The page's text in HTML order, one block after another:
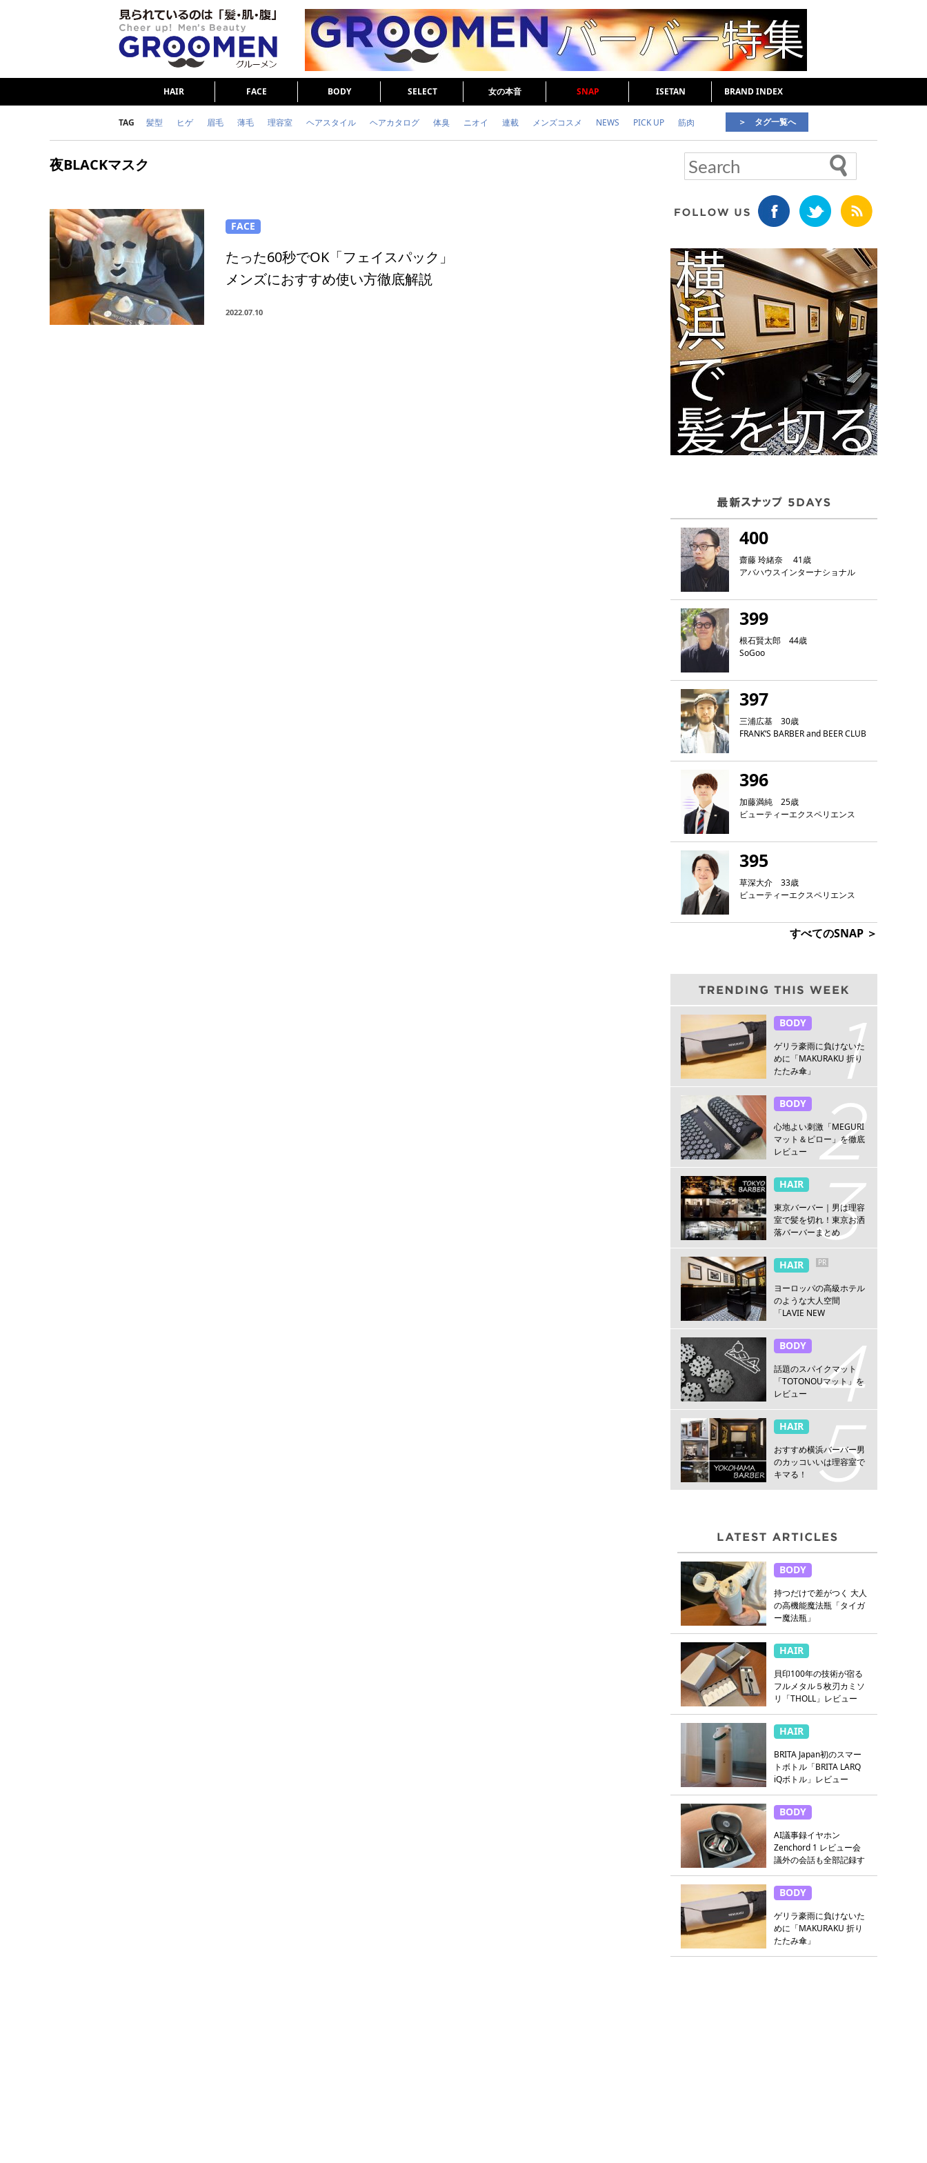
HAIR FACE BODY SELECT 女の本音 SNAP ISETAN BRAND INDEX
TAG 髪型 ヒゲ 眉毛 薄毛 理容室 ヘアスタイル ヘアカタログ 体臭 ニオイ 連載 メンズコスメ NEWS PICK UP 筋肉
頭皮ケア
＞ タグ一覧へ
夜BLACKマスク
FACE
たった60秒でOK「フェイスパック」
メンズにおすすめ使い方徹底解説
2022.07.10
400
齋藤 玲緒奈 41歳
アバハウスインターナショナル
399
根石賢太郎 44歳
SoGoo
397
三浦広基 30歳
FRANK‘S BARBER and BEER CLUB
396
加藤満純 25歳
ビューティーエクスペリエンス
395
草深大介 33歳
ビューティーエクスペリエンス
すべてのSNAP ＞
BODY
ゲリラ豪雨に負けないた
めに「MAKURAKU 折り
たたみ傘」
BODY
心地よい刺激「MEGURI
マット＆ピロー」を徹底
レビュー
HAIR
東京バーバー｜男は理容
室で髪を切れ！東京お洒
落バーバーまとめ
HAIR PR
ヨーロッパの高級ホテル
のような大人空間
「LAVIE NEW
店」
BODY
話題のスパイクマット
「TOTONOUマット」を
レビュー
HAIR
おすすめ横浜バーバー男
のカッコいいは理容室で
キマる！
BODY
持つだけで差がつく 大人
の高機能魔法瓶「タイガ
ー魔法瓶」
HAIR
貝印100年の技術が宿る
フルメタル５枚刃カミソ
リ「THOLL」レビュー
HAIR
BRITA Japan初のスマー
トボトル「BRITA LARQ
iQボトル」レビュー
BODY
AI議事録イヤホン
Zenchord 1 レビュー会
議外の会話も全部記録す
BODY
ゲリラ豪雨に負けないた
めに「MAKURAKU 折り
たたみ傘」